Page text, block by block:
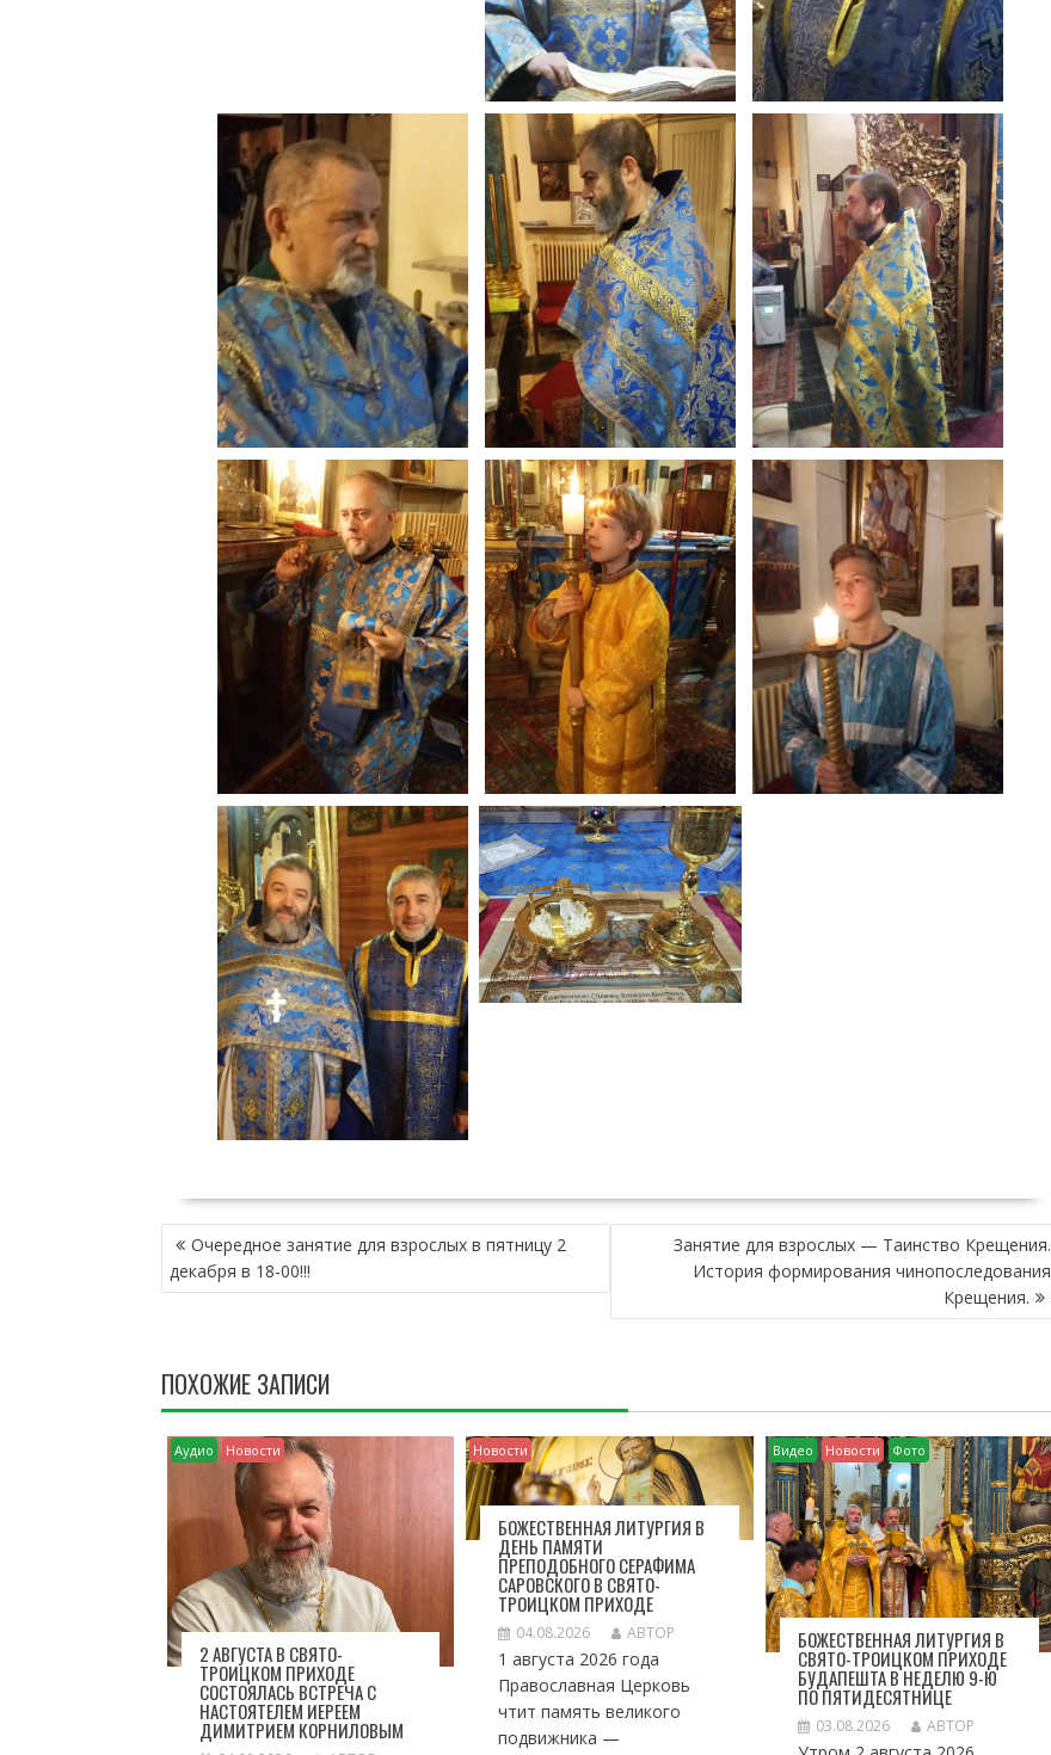
Н
А
В
А
Ц
И
Я
П
З
И
С
Я
Очередное занятие для взрослых в пятницу 2
декабря в 18-00!!!
Занятие для взрослых — Таинство Крещения.
История формирования чинопоследования
Крещения.
ПОХОЖИЕ ЗАПИСИ
Аудио Новости
2 АВГУСТА В СВЯТО-
ТРОИЦКОМ ПРИХОДЕ
СОСТОЯЛАСЬ ВСТРЕЧА С
НАСТОЯТЕЛЕМ ИЕРЕЕМ
ДИМИТРИЕМ КОРНИЛОВЫМ
Новости
БОЖЕСТВЕННАЯ ЛИТУРГИЯ В
ДЕНЬ ПАМЯТИ
ПРЕПОДОБНОГО СЕРАФИМА
САРОВСКОГО В СВЯТО-
ТРОИЦКОМ ПРИХОДЕ
04.08.2026 АВТОР
1 августа 2026 года
Православная Церковь
чтит память великого
подвижника —
Видео Новости Фото
БОЖЕСТВЕННАЯ ЛИТУРГИЯ В
СВЯТО-ТРОИЦКОМ ПРИХОДЕ
БУДАПЕШТА В НЕДЕЛЮ 9-Ю
ПО ПЯТИДЕСЯТНИЦЕ
03.08.2026 АВТОР